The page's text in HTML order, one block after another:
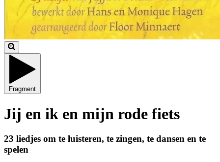
Fragment
Jij en ik en mijn rode fiets
23 liedjes om te luisteren, te zingen, te dansen en te
spelen